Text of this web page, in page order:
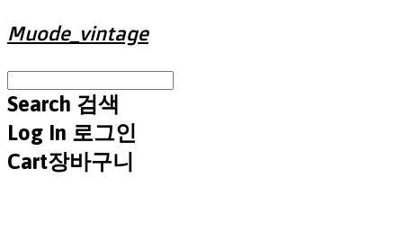
Muode_vintage
Search 검색
Log In 로그인
Cart장바구니